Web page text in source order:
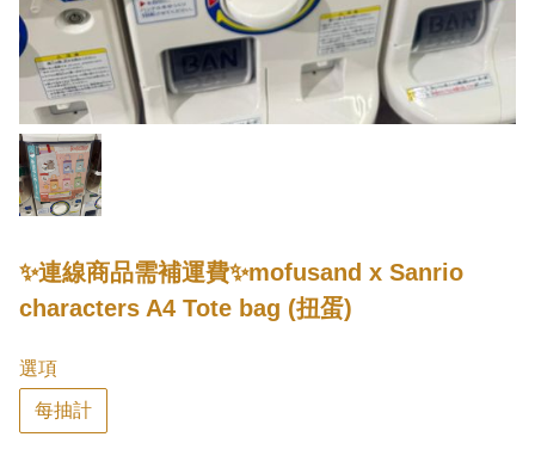
✨連線商品需補運費✨mofusand x Sanrio
characters A4 Tote bag (扭蛋)
選項
每抽計